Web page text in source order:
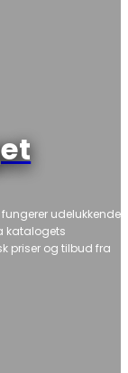
udelukkende
katalogets
priser og tilbud fra